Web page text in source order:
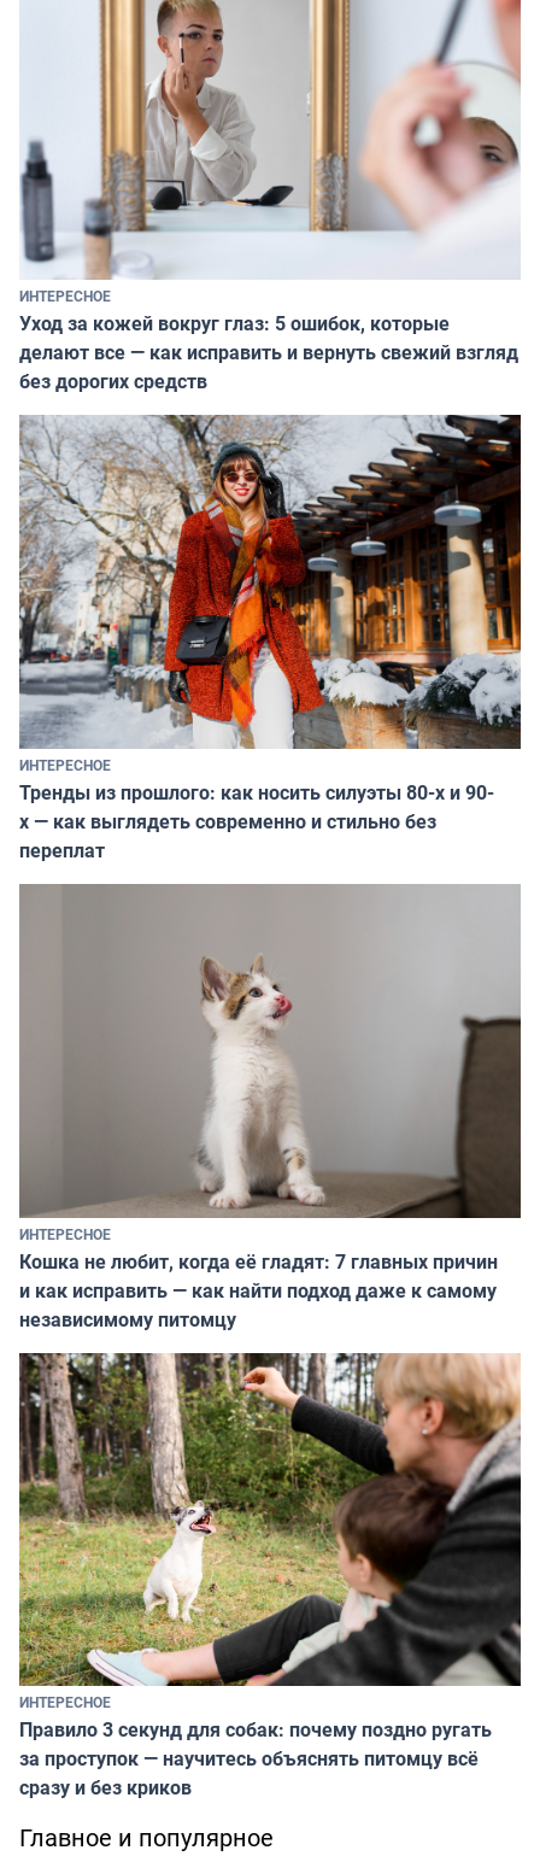
ИНТЕРЕСНОЕ
Уход за кожей вокруг глаз: 5 ошибок, которые
делают все — как исправить и вернуть свежий взгляд
без дорогих средств
ИНТЕРЕСНОЕ
Тренды из прошлого: как носить силуэты 80-х и 90-
х — как выглядеть современно и стильно без
переплат
ИНТЕРЕСНОЕ
Кошка не любит, когда её гладят: 7 главных причин
и как исправить — как найти подход даже к самому
независимому питомцу
ИНТЕРЕСНОЕ
Правило 3 секунд для собак: почему поздно ругать
за проступок — научитесь объяснять питомцу всё
сразу и без криков
Главное и популярное